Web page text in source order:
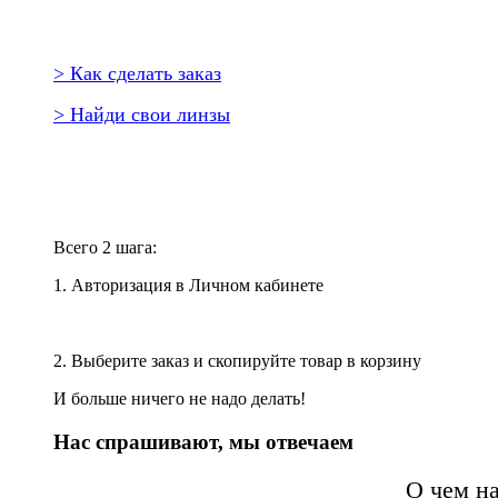
> Как сделать заказ
> Найди свои линзы
Всего 2 шага:
1. Авторизация в Личном кабинете
2. Выберите заказ и скопируйте товар в корзину
И больше ничего не надо делать!
Нас спрашивают, мы отвечаем
О чем